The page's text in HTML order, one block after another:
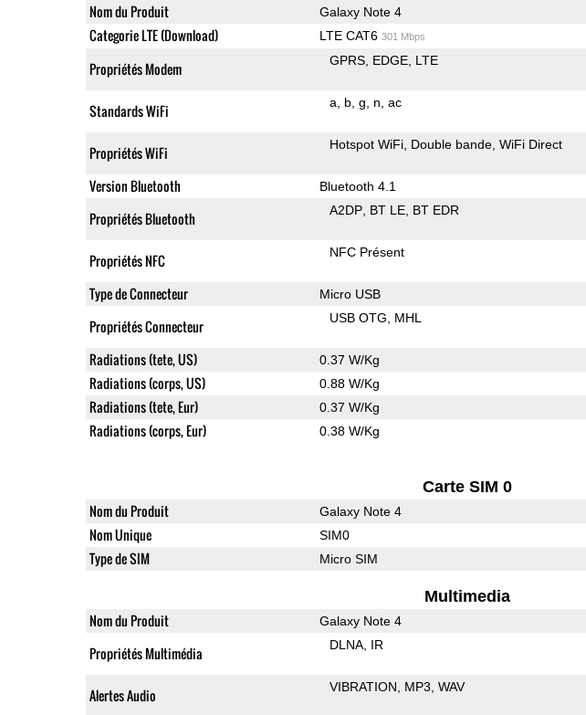
Nom du Produit Galaxy Note 4
Categorie LTE (Download) LTE CAT6 301 Mbps
Propriétés Modem GPRS EDGE LTE
Standards WiFi a b g n ac
Propriétés WiFi Hotspot WiFi Double bande WiFi Direct
Version Bluetooth Bluetooth 4.1
Propriétés Bluetooth A2DP BT LE BT EDR
Propriétés NFC NFC Présent
Type de Connecteur Micro USB
Propriétés Connecteur USB OTG MHL
Radiations (tete, US) 0.37 W/Kg
Radiations (corps, US) 0.88 W/Kg
Radiations (tete, Eur) 0.37 W/Kg
Radiations (corps, Eur) 0.38 W/Kg
Carte SIM 0
Nom du Produit Galaxy Note 4
Nom Unique SIM0
Type de SIM Micro SIM
Multimedia
Nom du Produit Galaxy Note 4
Propriétés Multimédia DLNA IR
Alertes Audio VIBRATION MP3 WAV